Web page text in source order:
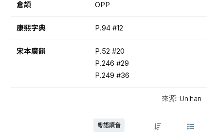
倉頡 OPP
康熙字典 P.94 #12
宋本廣韻
P.52 #20
P.246 #29
P.249 #36
來源: Unihan
粵語讀音